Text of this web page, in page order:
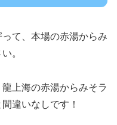
て、本場の赤湯からみ
。
上海の赤湯からみそラ
違いなしです！